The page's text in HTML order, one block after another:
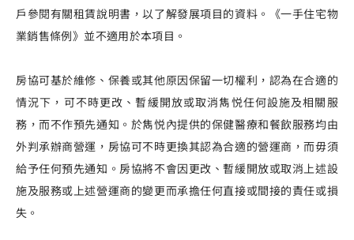
戶參閱有關租賃說明書，以了解發展項目的資料。《一手住宅物
業銷售條例》並不適用於本項目。
房協可基於維修、保養或其他原因保留一切權利，認為在合適的
情況下，可不時更改、暫緩開放或取消雋悦任何設施及相關服
務，而不作預先通知。於雋悦內提供的保健醫療和餐飲服務均由
外判承辦商營運，房協可不時更換其認為合適的營運商，而毋須
給予任何預先通知。房協將不會因更改、暫緩開放或取消上述設
施及服務或上述營運商的變更而承擔任何直接或間接的責任或損
失。